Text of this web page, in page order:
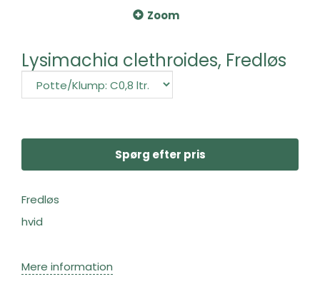
Zoom
Lysimachia clethroides, Fredløs
Spørg efter pris
Fredløs
hvid
Mere information